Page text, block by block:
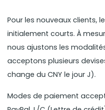
Pour les nouveaux clients,
initialement courts. À
nous ajustons les
acceptons plusieurs
change du CNY le jour J).
Modes de paiement